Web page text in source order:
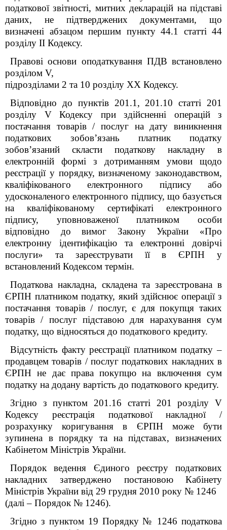
податкової звітності, митних декларацій на підставі
даних, не підтверджених документами, що
визначені абзацом першим пункту 44.1 статті 44
розділу II Кодексу.
Правові основи оподаткування ПДВ встановлено
розділом V,
підрозділами 2 та 10 розділу XX Кодексу.
Відповідно до пунктів 201.1, 201.10 статті 201
розділу V Кодексу при здійсненні операцій з
постачання товарів / послуг на дату виникнення
податкових зобов’язань платник податку
зобов’язаний скласти податкову накладну в
електронній формі з дотриманням умови щодо
реєстрації у порядку, визначеному законодавством,
кваліфікованого електронного підпису або
удосконаленого електронного підпису, що базується
на кваліфікованому сертифікаті електронного
підпису, уповноваженої платником особи
відповідно до вимог Закону України «Про
електронну ідентифікацію та електронні довірчі
послуги» та зареєструвати її в ЄРПН у
встановлений Кодексом термін.
Податкова накладна, складена та зареєстрована в
ЄРПН платником податку, який здійснює операції з
постачання товарів / послуг, є для покупця таких
товарів / послуг підставою для нарахування сум
податку, що відносяться до податкового кредиту.
Відсутність факту реєстрації платником податку –
продавцем товарів / послуг податкових накладних в
ЄРПН не дає права покупцю на включення сум
податку на додану вартість до податкового кредиту.
Згідно з пунктом 201.16 статті 201 розділу V
Кодексу реєстрація податкової накладної /
розрахунку коригування в ЄРПН може бути
зупинена в порядку та на підставах, визначених
Кабінетом Міністрів України.
Порядок ведення Єдиного реєстру податкових
накладних затверджено постановою Кабінету
Міністрів України від 29 грудня 2010 року № 1246
(далі – Порядок № 1246).
Згідно з пунктом 19 Порядку № 1246 податкова